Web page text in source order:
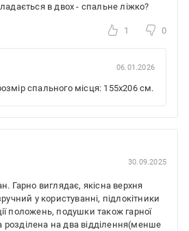
в двох - спальне ліжко?
1 0
06.01.2026
спального місця: 155x206 см.
30.09.2025
Гарно виглядає, якісна верхня
у користуванні, підлокітники
положень, подушки також гарної
розділена на два відділення(менше